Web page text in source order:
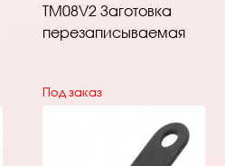
TM08V2 Заготовка
перезаписываемая
Под заказ